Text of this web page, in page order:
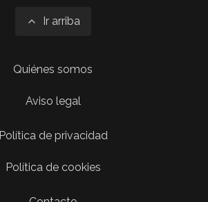
Ir arriba
Quiénes somos
Aviso legal
Política de privacidad
Política de cookies